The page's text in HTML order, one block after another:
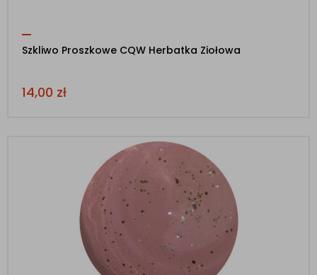
Szkliwo Proszkowe CQW Herbatka Ziołowa
14,00 zł